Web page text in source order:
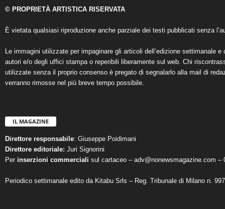
© PROPRIETÀ ARTISTICA RISERVATA
È vietata qualsiasi riproduzione anche parziale dei testi pubblicati senza
Le immagini utilizzate per impaginare gli articoli dell’edizione settimanale
autori e/o degli uffici stampa o reperibili liberamente sul web. Chi
utilizzate senza il proprio consenso è pregato di segnalarlo alla mail di
verranno rimosse nel più breve tempo possibile.
IL MAGAZINE
Direttore responsabile: Giuseppe Poidimani
Direttore editoriale: Juri Signorini
Per inserzioni commerciali sul cartaceo – adv@nonewsmagazine.com –
Periodico settimanale edito da Kitabu Srls – Reg. Tribunale di Milano n.